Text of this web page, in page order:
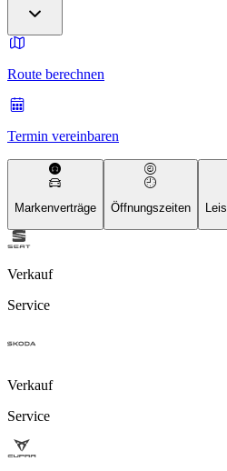
Route berechnen
Termin vereinbaren
Markenverträge Öffnungszeiten
Verkauf
Service
Verkauf
Service